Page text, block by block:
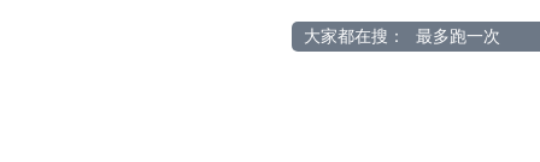
大家都在搜： 最多跑一次